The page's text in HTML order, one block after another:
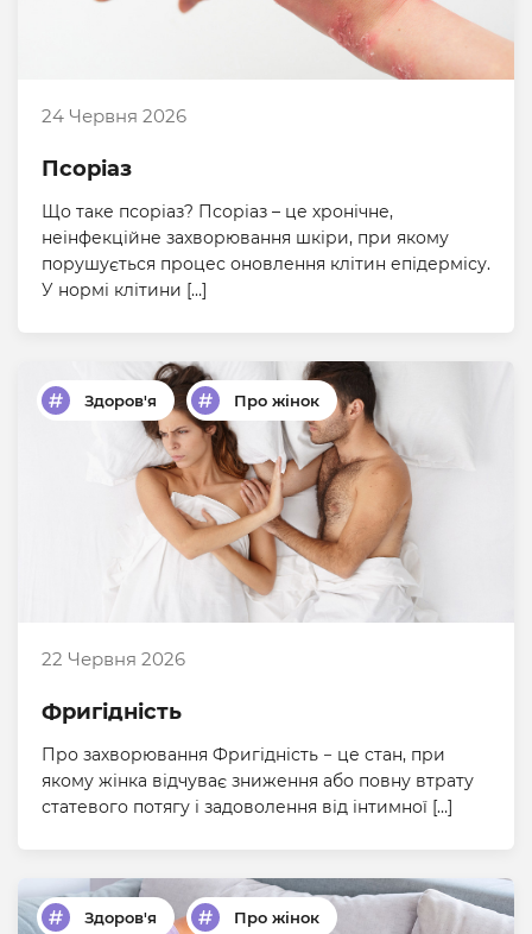
24 Червня 2026
Псоріаз
Що таке псоріаз? Псоріаз – це хронічне,
неінфекційне захворювання шкіри, при якому
порушується процес оновлення клітин епідермісу.
У нормі клітини […]
Здоров'я Про жінок
22 Червня 2026
Фригідність
Про захворювання Фригідність − це стан, при
якому жінка відчуває зниження або повну втрату
статевого потягу і задоволення від інтимної […]
Здоров'я Про жінок